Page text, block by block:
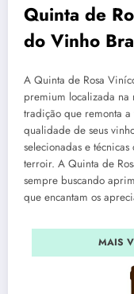
Quinta de
do Vinho
A Quinta de Rosa
premium localizada
tradição que remonta
qualidade de seus
selecionadas e
terroir. A Quinta de
sempre buscando
que encantam os
MAIS